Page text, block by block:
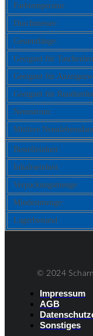
Farbtemperatur:
Durchmesser:
Gesamtlänge:
Geeignet für
Geeignet für
Geeignet für
Nennstrom:
Mittlere
Bestelleinheit:
Inhaltseinheit:
Verpackungsmenge:
Mindestmenge:
Lagerbestand:
© 2024
Impressum
AGB
Sonstiges